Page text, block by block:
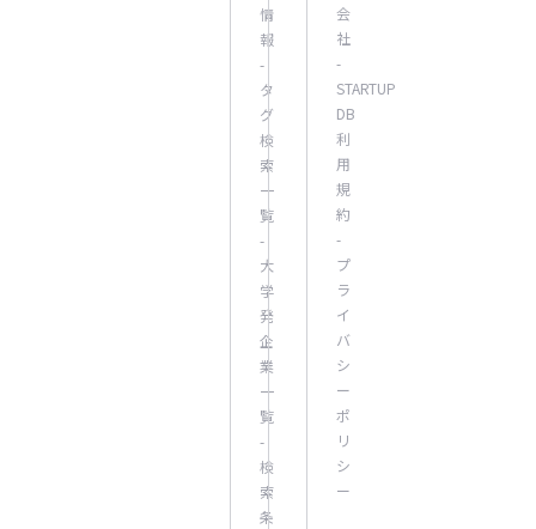
情
報
-
タ
グ
検
索
一
覧
-
大
学
発
企
業
一
覧
-
検
索
条
会
社
-
STARTUP
DB
利
用
規
約
-
プ
ラ
イ
バ
シ
ー
ポ
リ
シ
ー